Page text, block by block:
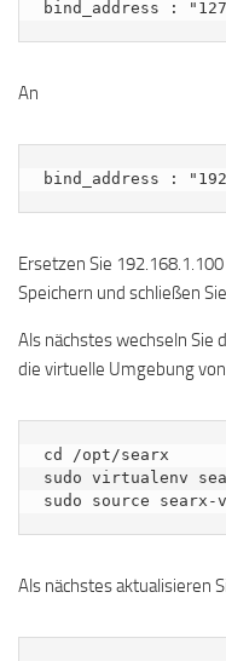
An
Ersetzen Sie
Speichern und schließen
Als nächstes wechseln Sie
die virtuelle Umgebung von
cd /opt/searx
sudo virtualenv
sudo source
Als nächstes aktualisieren